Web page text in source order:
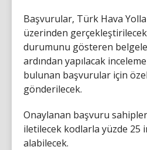
Başvurular, Türk Hava
üzerinden
durumunu gösteren
ardından yapılacak
bulunan başvurular için
gönderilecek.
Onaylanan başvuru
iletilecek kodlarla yüzde 25
alabilecek.